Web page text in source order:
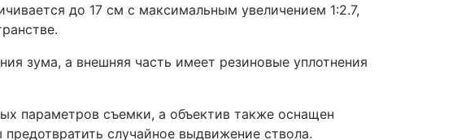
до 17 см с максимальным увеличением 1:2.7,
зума, а внешняя часть имеет резиновые уплотнения
параметров съемки, а объектив также оснащен
случайное выдвижение ствола.